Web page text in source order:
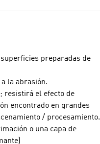
preparadas de
la abrasión.
resistirá el efecto de
encontrado en grandes
/ procesamiento.
o una capa de